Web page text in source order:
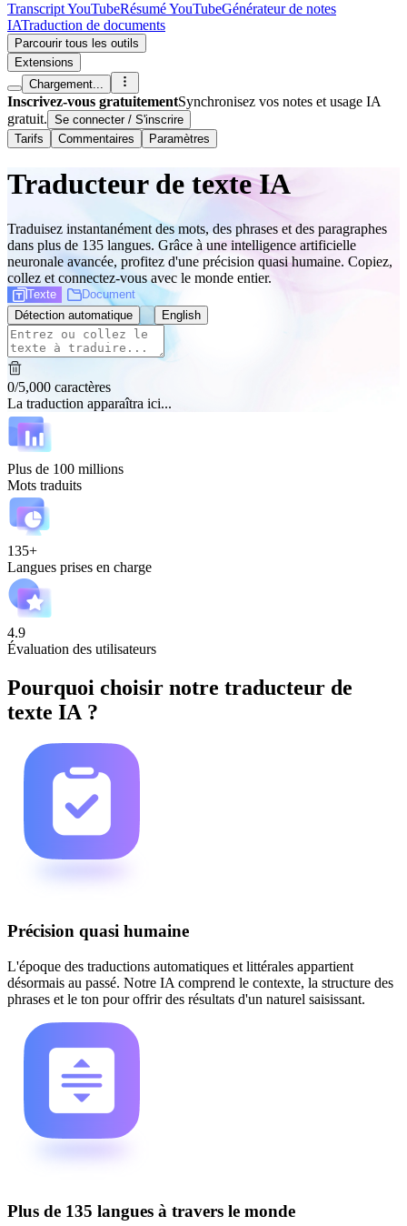
Transcript YouTubeRésumé YouTubeGénérateur de notes
IATraduction de documents
Parcourir tous les outils
Extensions
Chargement...
Inscrivez-vous gratuitementSynchronisez vos notes et usage IA
gratuit. Se connecter / S'inscrire
Tarifs
Commentaires Paramètres
Traducteur de texte IA
Traduisez instantanément des mots, des phrases et des paragraphes
dans plus de 135 langues. Grâce à une intelligence artificielle
neuronale avancée, profitez d'une précision quasi humaine. Copiez,
collez et connectez-vous avec le monde entier.
Texte
Document
Détection automatique
English
0/5,000 caractères
La traduction apparaîtra ici...
Plus de 100 millions
Mots traduits
135+
Langues prises en charge
4.9
Évaluation des utilisateurs
Pourquoi choisir notre traducteur de
texte IA ?
Précision quasi humaine
L'époque des traductions automatiques et littérales appartient
désormais au passé. Notre IA comprend le contexte, la structure des
phrases et le ton pour offrir des résultats d'un naturel saisissant.
Plus de 135 langues à travers le monde